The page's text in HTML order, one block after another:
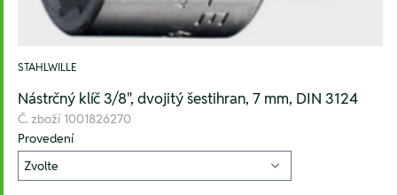
STAHLWILLE
Nástrčný klíč 3/8", dvojitý šestihran, 7 mm, DIN 3124
Č. zboží 1001826270
Provedení